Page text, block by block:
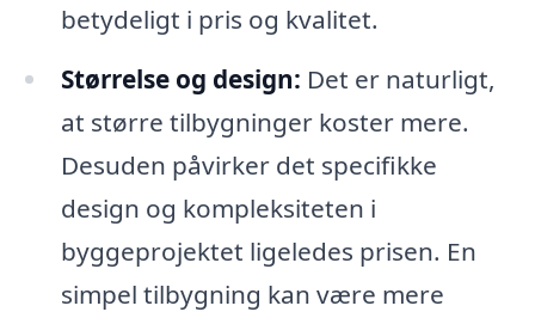
betydeligt i pris og kvalitet.
Størrelse og design: Det er naturligt,
at større tilbygninger koster mere.
Desuden påvirker det specifikke
design og kompleksiteten i
byggeprojektet ligeledes prisen. En
simpel tilbygning kan være mere